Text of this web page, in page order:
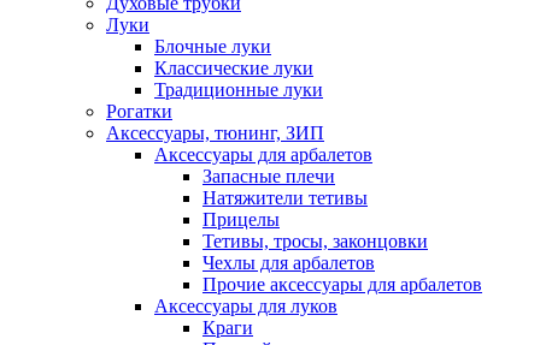
Луки
Блочные луки
Классические луки
Традиционные луки
Рогатки
Аксессуары, тюнинг, ЗИП
Аксессуары для арбалетов
Запасные плечи
Натяжители тетивы
Прицелы
Тетивы, тросы, законцовки
Чехлы для арбалетов
Прочие аксессуары для арбалетов
Аксессуары для луков
Краги